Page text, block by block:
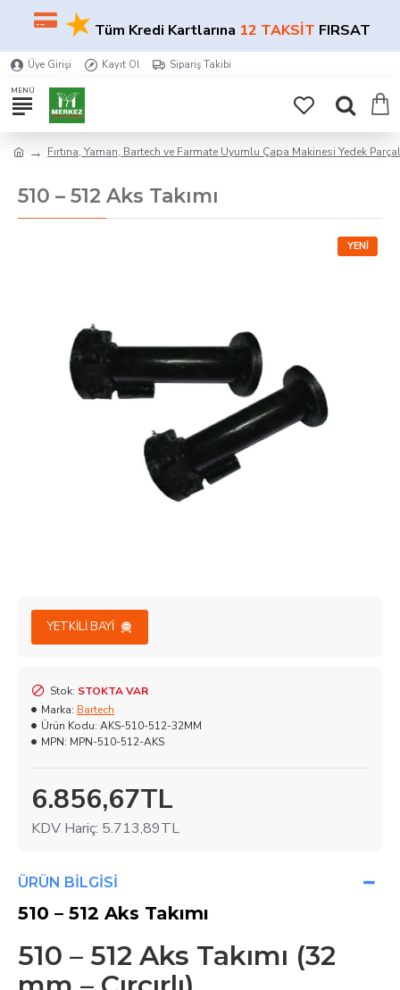
★Tüm Kredi Kartlarına12 TAKSİTFIRSATI!★
Üye Girişi Kayıt Ol Sipariş Takibi
Fırtına, Yaman, Bartech ve Farmate Uyumlu Çapa Makinesi Yedek
510 – 512 Aks Takımı
YENI
YETKILI BAYI
6.856,67TL
KDV Hariç: 5.713,89TL
Stok: STOKTA VAR
Marka: Bartech
Ürün Kodu: AKS-510-512-32MM
MPN: MPN-510-512-AKS
ÜRÜN BILGISI
510 – 512 Aks Takımı
510 – 512 Aks Takımı (32